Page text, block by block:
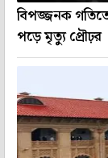
বিপজ্জনক
পড়ে মৃত্যু প্রৌঢ়র